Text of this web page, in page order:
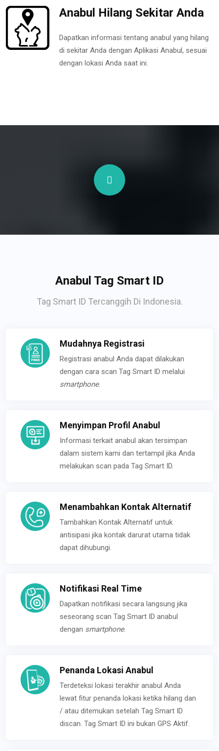
Anabul Hilang Sekitar Anda
Dapatkan informasi tentang anabul yang hilang
di sekitar Anda dengan Aplikasi Anabul, sesuai
dengan lokasi Anda saat ini.
Anabul Tag Smart ID
Tag Smart ID Tercanggih Di Indonesia.
Mudahnya Registrasi
Registrasi anabul Anda dapat dilakukan
dengan cara scan Tag Smart ID melalui
smartphone.
Menyimpan Profil Anabul
Informasi terkait anabul akan tersimpan
dalam sistem kami dan tertampil jika Anda
melakukan scan pada Tag Smart ID.
Menambahkan Kontak Alternatif
Tambahkan Kontak Alternatif untuk
antisipasi jika kontak darurat utama tidak
dapat dihubungi.
Notifikasi Real Time
Dapatkan notifikasi secara langsung jika
seseorang scan Tag Smart ID anabul
dengan smartphone.
Penanda Lokasi Anabul
Terdeteksi lokasi terakhir anabul Anda
lewat fitur penanda lokasi ketika hilang dan
/ atau ditemukan setelah Tag Smart ID
discan. Tag Smart ID ini bukan GPS Aktif.